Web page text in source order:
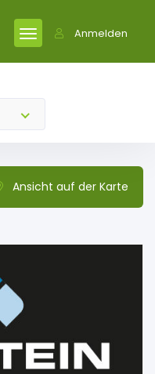
Anmelden
Ansicht auf der Karte